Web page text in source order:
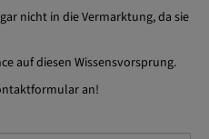
nicht in die Vermarktung, da sie
auf diesen Wissensvorsprung.
an!